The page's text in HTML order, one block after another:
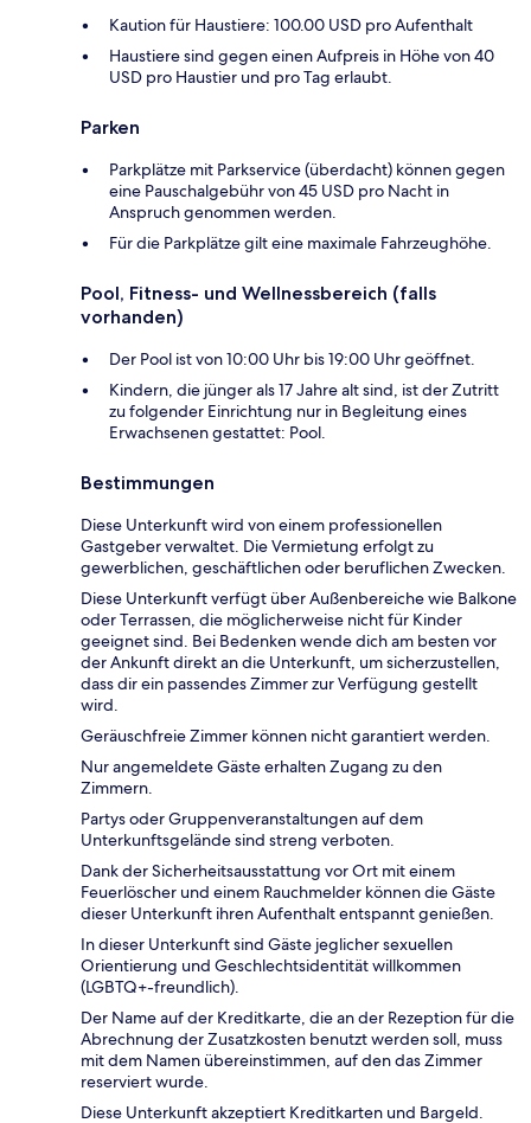
Kaution für Haustiere: 100.00 USD pro Aufenthalt
Haustiere sind gegen einen Aufpreis in Höhe von 40
USD pro Haustier und pro Tag erlaubt.
Parken
Parkplätze mit Parkservice (überdacht) können gegen
eine Pauschalgebühr von 45 USD pro Nacht in
Anspruch genommen werden.
Für die Parkplätze gilt eine maximale Fahrzeughöhe.
Pool, Fitness- und Wellnessbereich (falls
vorhanden)
Der Pool ist von 10:00 Uhr bis 19:00 Uhr geöffnet.
Kindern, die jünger als 17 Jahre alt sind, ist der Zutritt
zu folgender Einrichtung nur in Begleitung eines
Erwachsenen gestattet: Pool.
Bestimmungen
Diese Unterkunft wird von einem professionellen
Gastgeber verwaltet. Die Vermietung erfolgt zu
gewerblichen, geschäftlichen oder beruflichen Zwecken.
Diese Unterkunft verfügt über Außenbereiche wie Balkone
oder Terrassen, die möglicherweise nicht für Kinder
geeignet sind. Bei Bedenken wende dich am besten vor
der Ankunft direkt an die Unterkunft, um sicherzustellen,
dass dir ein passendes Zimmer zur Verfügung gestellt
wird.
Geräuschfreie Zimmer können nicht garantiert werden.
Nur angemeldete Gäste erhalten Zugang zu den
Zimmern.
Partys oder Gruppenveranstaltungen auf dem
Unterkunftsgelände sind streng verboten.
Dank der Sicherheitsausstattung vor Ort mit einem
Feuerlöscher und einem Rauchmelder können die Gäste
dieser Unterkunft ihren Aufenthalt entspannt genießen.
In dieser Unterkunft sind Gäste jeglicher sexuellen
Orientierung und Geschlechtsidentität willkommen
(LGBTQ+-freundlich).
Der Name auf der Kreditkarte, die an der Rezeption für die
Abrechnung der Zusatzkosten benutzt werden soll, muss
mit dem Namen übereinstimmen, auf den das Zimmer
reserviert wurde.
Diese Unterkunft akzeptiert Kreditkarten und Bargeld.